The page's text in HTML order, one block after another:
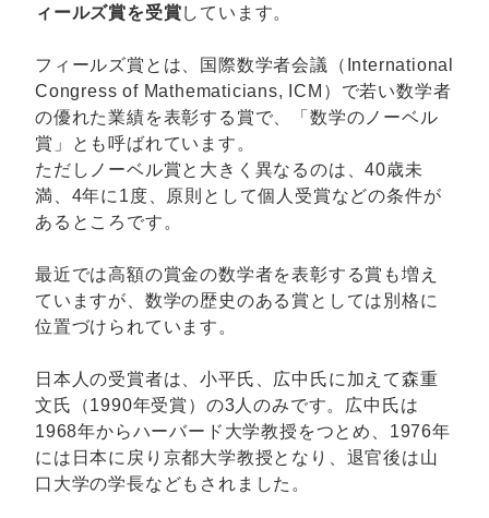
ィールズ賞を受賞しています。
フィールズ賞とは、国際数学者会議（International
Congress of Mathematicians, ICM）で若い数学者
の優れた業績を表彰する賞で、「数学のノーベル
賞」とも呼ばれています。
ただしノーベル賞と大きく異なるのは、40歳未
満、4年に1度、原則として個人受賞などの条件が
あるところです。
最近では高額の賞金の数学者を表彰する賞も増え
ていますが、数学の歴史のある賞としては別格に
位置づけられています。
日本人の受賞者は、小平氏、広中氏に加えて森重
文氏（1990年受賞）の3人のみです。広中氏は
1968年からハーバード大学教授をつとめ、1976年
には日本に戻り京都大学教授となり、退官後は山
口大学の学長などもされました。